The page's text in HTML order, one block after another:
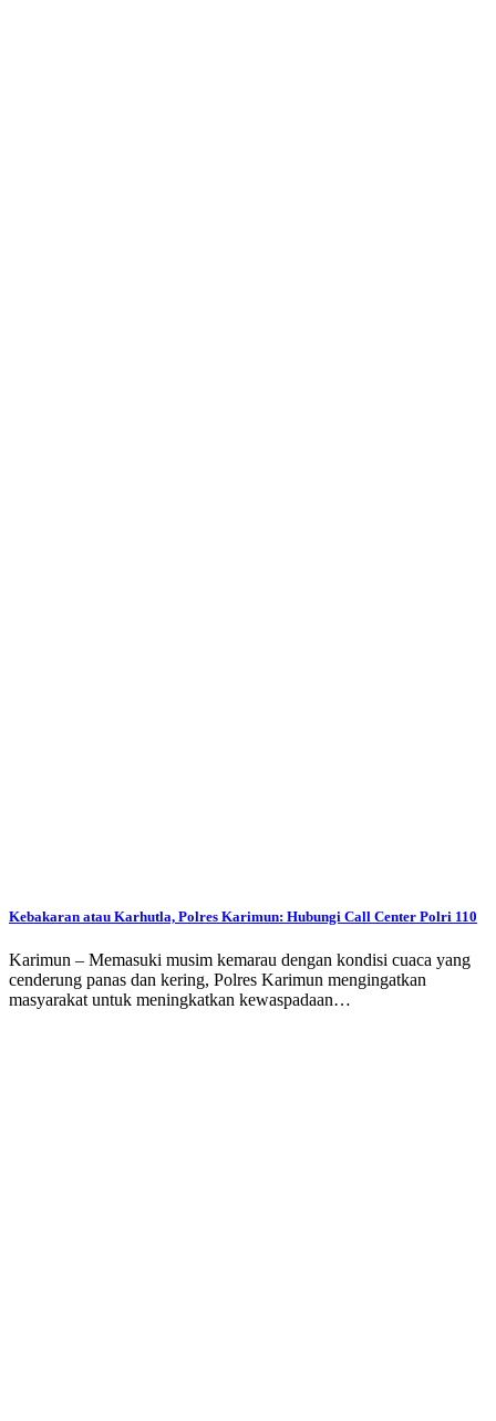
Kebakaran atau Karhutla, Polres Karimun: Hubungi Call Center Polri 110
Karimun – Memasuki musim kemarau dengan kondisi cuaca yang
cenderung panas dan kering, Polres Karimun mengingatkan
masyarakat untuk meningkatkan kewaspadaan…